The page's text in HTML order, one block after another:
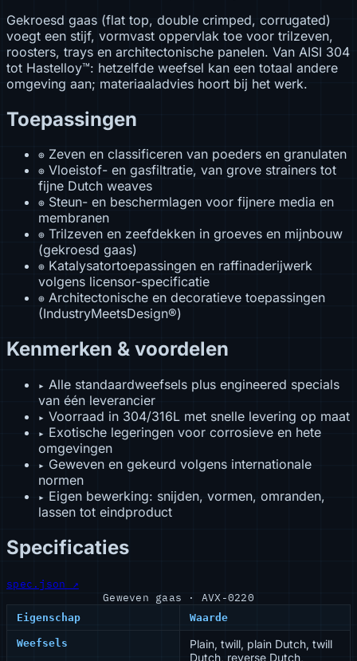
Gekroesd gaas (flat top, double crimped, corrugated)
voegt een stijf, vormvast oppervlak toe voor trilzeven,
roosters, trays en architectonische panelen. Van AISI 304
tot Hastelloy™: hetzelfde weefsel kan een totaal andere
omgeving aan; materiaaladvies hoort bij het werk.
Toepassingen
⊕ Zeven en classificeren van poeders en granulaten
⊕ Vloeistof- en gasfiltratie, van grove strainers tot
fijne Dutch weaves
⊕ Steun- en beschermlagen voor fijnere media en
membranen
⊕ Trilzeven en zeefdekken in groeves en mijnbouw
(gekroesd gaas)
⊕ Katalysatortoepassingen en raffinaderijwerk
volgens licensor-specificatie
⊕ Architectonische en decoratieve toepassingen
(IndustryMeetsDesign®)
Kenmerken & voordelen
▸ Alle standaardweefsels plus engineered specials
van één leverancier
▸ Voorraad in 304/316L met snelle levering op maat
▸ Exotische legeringen voor corrosieve en hete
omgevingen
▸ Geweven en gekeurd volgens internationale
normen
▸ Eigen bewerking: snijden, vormen, omranden,
lassen tot eindproduct
Specificaties
spec.json ↗
Geweven gaas · AVX-0220
Eigenschap Waarde
Weefsels
Plain, twill, plain Dutch, twill
Dutch, reverse Dutch,